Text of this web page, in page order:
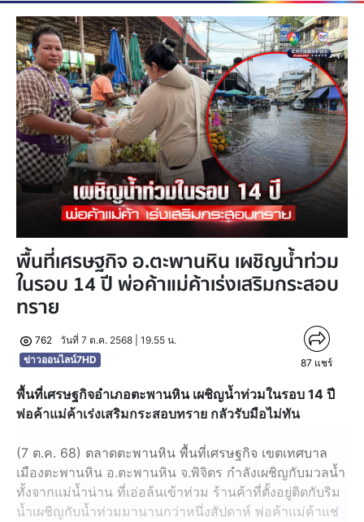
พื้นที่เศรษฐกิจ อ.ตะพานหิน เผชิญน้ำท่วม
ในรอบ 14 ปี พ่อค้าแม่ค้าเร่งเสริมกระสอบ
ทราย
762
วันที่ 7 ต.ค. 2568 | 19.55 น.
ข่าวออนไลน์7HD
87 แชร์
พื้นที่เศรษฐกิจอำเภอตะพานหิน เผชิญน้ำท่วมในรอบ 14 ปี
พ่อค้าแม่ค้าเร่งเสริมกระสอบทราย กลัวรับมือไม่ทัน
(7 ต.ค. 68) ตลาดตะพานหิน พื้นที่เศรษฐกิจ เขตเทศบาล
เมืองตะพานหิน อ.ตะพานหิน จ.พิจิตร กำลังเผชิญกับมวลน้ำ
ทั้งจากแม่น้ำน่าน ที่เอ่อล้นเข้าท่วม ร้านค้าที่ตั้งอยู่ติดกับริม
น้ำเผชิญกับน้ำท่วมมานานกว่าหนึ่งสัปดาห์ พ่อค้าแม่ค้าแช่